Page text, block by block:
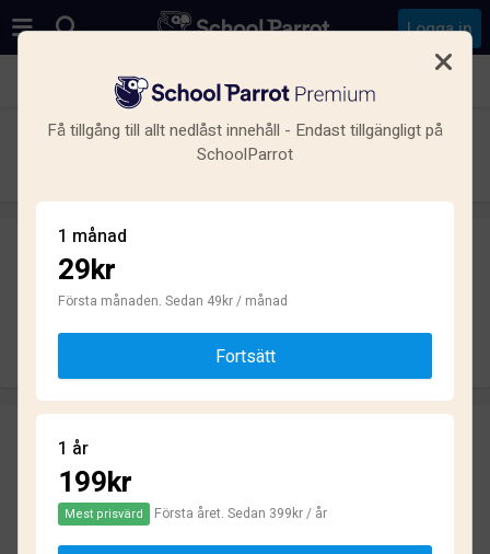
Logga in
Se alla skolor i Kronogården-Lextorp, Trollhättan
Nils Ericsonsgymnasiet
Skriv ett omdöme
Skriv omdöme
Omdömen
Baserat på18omdömen och143svar
Få tillgång till allt nedlåst innehåll - Endast tillgängligt på
SchoolParrot
1 månad
29kr
Första månaden. Sedan 49kr / månad
Fortsätt
1 år
199kr
Mest prisvärd Första året. Sedan 399kr / år